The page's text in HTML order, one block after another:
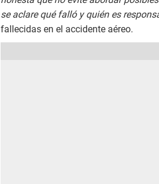
se aclare qué falló y quién es
fallecidas en el accidente aéreo.